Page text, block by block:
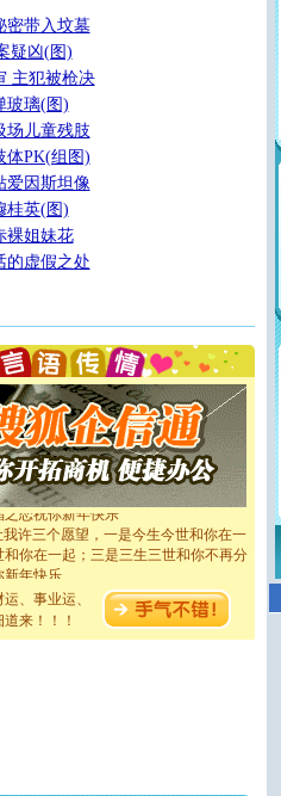
密带入坟墓
疑凶(图)
主犯被枪决
玻璃(图)
场儿童残肢
体PK(组图)
爱因斯坦像
桂英(图)
裸姐妹花
的虚假之处
千万：千万快乐！千万要健康！千万
！千万不要忘记我！
日子才会想起你,而是这样的日子才
你,告诉你,圣诞要快乐!新年要快乐!天
福的心,在这个特别的日子里,愿幸福,
美好的祝愿与你同在.圣诞快乐!
电；看不到你我要充电；没有你我会
，想你是我事业，抱你是我特长，吻
恋祝你新年快乐
许三个愿望，一是今生今世和你在一
你在一起；三是三生三世和你不再分
年快乐
扭头离去那一刻，你在我身后无助地哭
白我多么爱你。我转身抱住你：这猪不
新年快乐。
、事业运、
来！！！